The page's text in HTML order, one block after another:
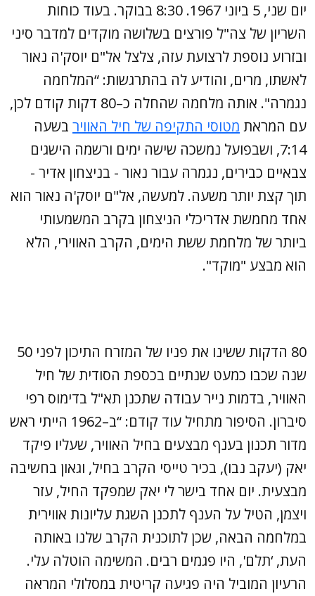
יום שני, 5 ביוני 1967. 8:30 בבוקר. בעוד כוחות
השריון של צה"ל פורצים בשלושה מוקדים למדבר סיני
ובזרוע נוספת לרצועת עזה, צלצל אל"ם יוסק'ה נאור
לאשתו, מרים, והודיע לה בהתרגשות: “המלחמה
נגמרה". אותה מלחמה שהחלה כ–80 דקות קודם לכן,
עם המראת מטוסי התקיפה של חיל האוויר בשעה
7:14, ושבפועל נמשכה שישה ימים ורשמה הישגים
צבאיים כבירים, נגמרה עבור נאור - בניצחון אדיר -
תוך קצת יותר משעה. למעשה, אל"ם יוסק'ה נאור הוא
אחד מחמשת אדריכלי הניצחון בקרב המשמעותי
ביותר של מלחמת ששת הימים, הקרב האווירי, הלא
הוא מבצע "מוקד".
80 הדקות ששינו את פניו של המזרח התיכון לפני 50
שנה שכבו כמעט שנתיים בכספת הסודית של חיל
האוויר, בדמות נייר עבודה שתכנן תא"ל בדימוס רפי
סיברון. הסיפור מתחיל עוד קודם: “ב–1962 הייתי ראש
מדור תכנון בענף מבצעים בחיל האוויר, שעליו פיקד
יאק (יעקב נבו), בכיר טייסי הקרב בחיל, וגאון בחשיבה
מבצעית. יום אחד בישר לי יאק שמפקד החיל, עזר
ויצמן, הטיל על הענף לתכנן השגת עליונות אווירית
במלחמה הבאה, שכן לתוכנית הקרב שלנו באותה
העת, ‘תלם', היו פגמים רבים. המשימה הוטלה עלי.
הרעיון המוביל היה פגיעה קריטית במסלולי המראה